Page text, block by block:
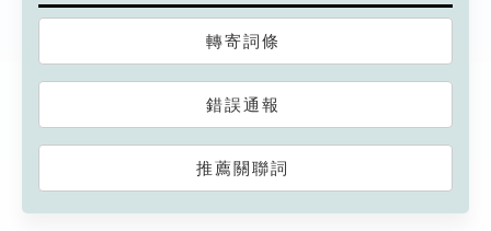
轉寄詞條
錯誤通報
推薦關聯詞